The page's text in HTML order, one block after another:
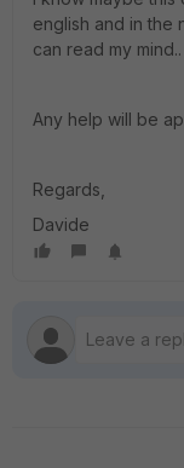
english and in the
can read my mind..
Any help will be
Regards,
Davide